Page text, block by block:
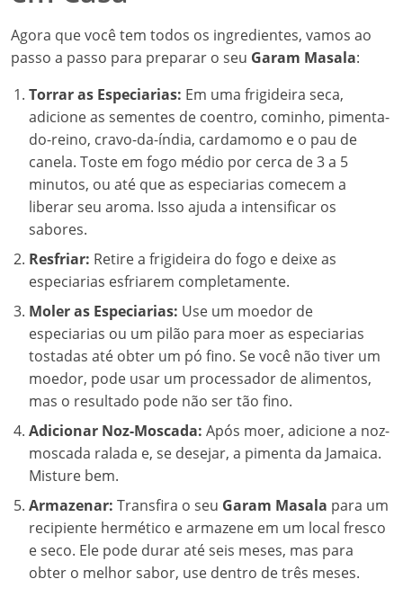
Agora que você tem todos os ingredientes, vamos ao
passo a passo para preparar o seu Garam Masala:
Torrar as Especiarias: Em uma frigideira seca,
adicione as sementes de coentro, cominho, pimenta-
do-reino, cravo-da-índia, cardamomo e o pau de
canela. Toste em fogo médio por cerca de 3 a 5
minutos, ou até que as especiarias comecem a
liberar seu aroma. Isso ajuda a intensificar os
sabores.
Resfriar: Retire a frigideira do fogo e deixe as
especiarias esfriarem completamente.
Moler as Especiarias: Use um moedor de
especiarias ou um pilão para moer as especiarias
tostadas até obter um pó fino. Se você não tiver um
moedor, pode usar um processador de alimentos,
mas o resultado pode não ser tão fino.
Adicionar Noz-Moscada: Após moer, adicione a noz-
moscada ralada e, se desejar, a pimenta da Jamaica.
Misture bem.
Armazenar: Transfira o seu Garam Masala para um
recipiente hermético e armazene em um local fresco
e seco. Ele pode durar até seis meses, mas para
obter o melhor sabor, use dentro de três meses.